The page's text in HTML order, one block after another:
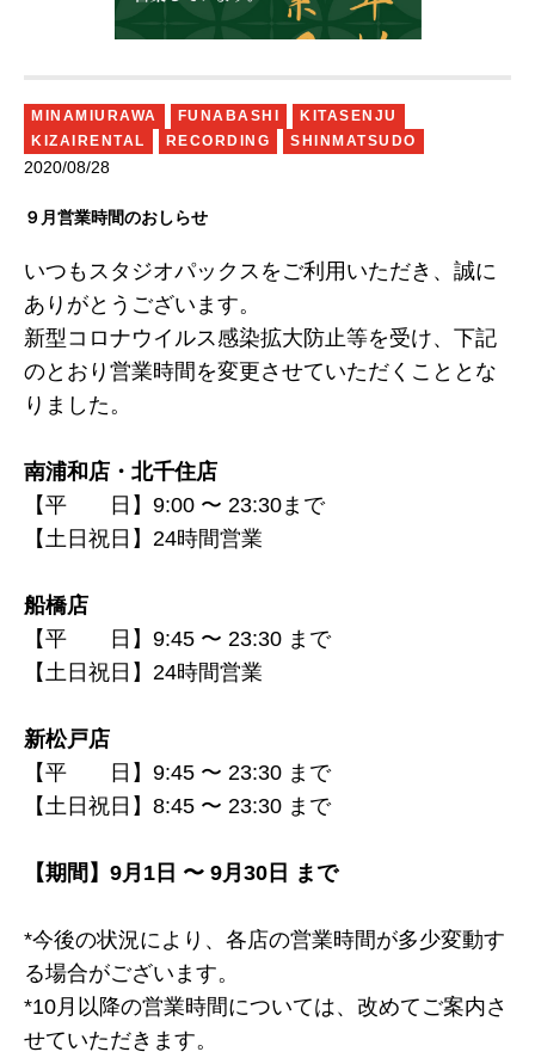
MINAMIURAWA FUNABASHI
KITASENJU
KIZAIRENTAL
RECORDING SHINMATSUDO
2020/08/28
９月営業時間のおしらせ
いつもスタジオパックスをご利用いただき、誠に
ありがとうございます。
新型コロナウイルス感染拡大防止等を受け、下記
のとおり営業時間を変更させていただくこととな
りました。
南浦和店・北千住店
【平 日】9:00 〜 23:30 まで
【土日祝日】24時間営業
船橋店
【平 日】 9:45 〜 23:30 まで
【土日祝日】24時間営業
新松戸店
【平 日】 9:45 〜 23:30 まで
【土日祝日】8:45 〜 23:30 まで
【期間】 9月 1日 〜 9月30日 まで
*今後の状況により、各店の営業時間が多少変動す
る場合がございます。
*10 月以降の営業時間については、改めてご案内さ
せていただきます。